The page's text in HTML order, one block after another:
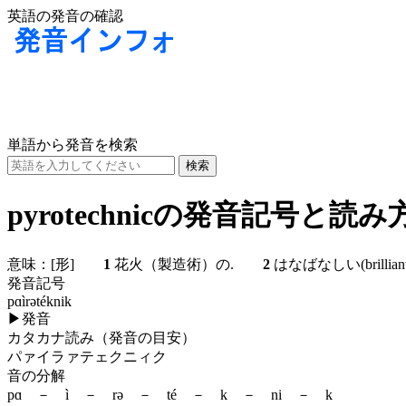
英語の発音の確認
単語から発音を検索
pyrotechnicの発音記号と読み
意味： [形] 1 花火（製造術）の. 2 はなばなしい
発音記号
pɑìrətéknik
▶発音
カタカナ読み（発音の目安）
パァイラァテェクニィク
音の分解
pɑ － ì － rə － té － k － ni － k